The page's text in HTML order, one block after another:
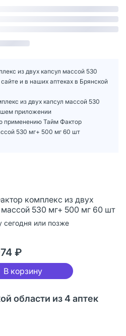
из двух капсул массой 530
и в наших аптеках в Брянской
из двух капсул массой 530
приложении
применению Тайм Фактор
530 мг+ 500 мг 60 шт
комплекс из двух
массой 530 мг+ 500 мг 60 шт
сегодня или позже
₽
В корзину
области из 4 аптек